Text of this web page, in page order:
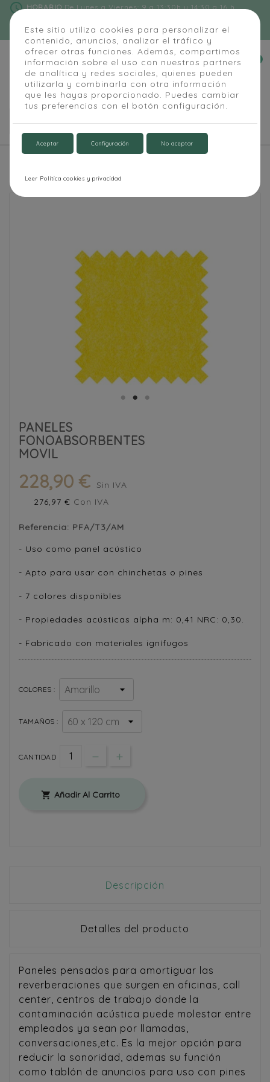
Este sitio utiliza cookies para personalizar el
contenido, anuncios, analizar el tráfico y
ofrecer otras funciones. Además, compartimos
información sobre el uso con nuestros partners
de analítica y redes sociales, quienes pueden
utilizarla y combinarla con otra información
que les hayas proporcionado. Puedes cambiar
tus preferencias con el botón configuración.
Aceptar Configuración No aceptar
Leer Política cookies y privacidad
schedule HORARIODe Lunes a Viernes: 9 a 13:30h y 14:30 a 16 h
phone


PANELES FONOABSORBENTES MOVIL
PANELES
FONOABSORBENTES
MOVIL
228,90 € Sin IVA
276,97 € Con IVA
Referencia: PFA/T3/AM
- Uso como panel acústico
- Apto para usar con chinchetas o pines
- 7 colores disponibles
- Propiedades acústicas alpha m: 0,41 NRC: 0,30.
- Fabricado con materiales ignífugos
COLORES :
TAMAÑOS :
CANTIDAD
 Añadir Al Carrito
Descripción
Detalles del producto
Paneles pensados para amortiguar las
reverberaciones que surgen en oficinas, call
center, centros de trabajo donde la
contaminación acústica puede molestar entre
empleados ya sean por llamadas,
conversaciones,etc. Es la mejor opción para
reducir la sonoridad, ademas su función
como tablón de anuncios para uso con pines